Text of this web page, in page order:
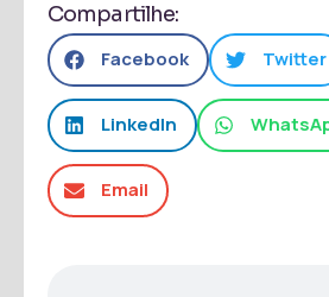
Compartilhe:
Facebook Twitter
LinkedIn
Email